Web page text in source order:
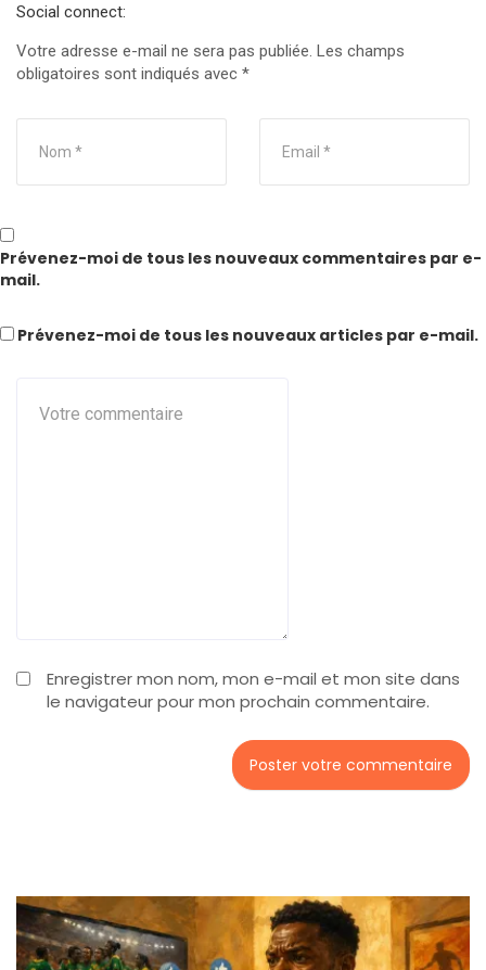
Social connect:
Votre adresse e-mail ne sera pas publiée. Les champs
obligatoires sont indiqués avec *
Enregistrer mon nom, mon e-mail et mon site dans
le navigateur pour mon prochain commentaire.
Prévenez-moi de tous les nouveaux commentaires par e-
mail.
Prévenez-moi de tous les nouveaux articles par e-mail.